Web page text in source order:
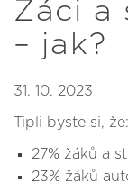
Žáci a
– jak?
31. 10. 2023
Tipli byste si, že:
27% žáků a
23% žáků